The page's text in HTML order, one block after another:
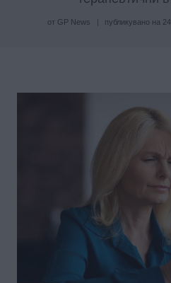
от GP News публикувано на